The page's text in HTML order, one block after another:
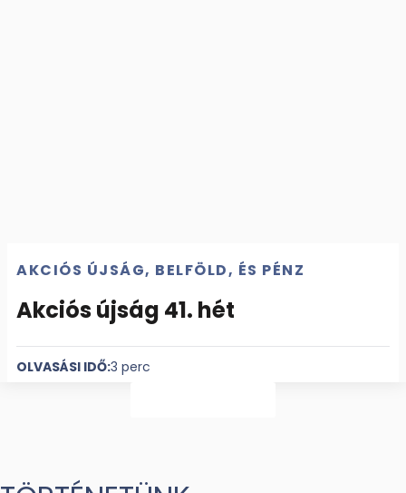
AKCIÓS ÚJSÁG, BELFÖLD, ÉS PÉNZ
Akciós újság 41. hét
OLVASÁSI IDŐ:3 perc